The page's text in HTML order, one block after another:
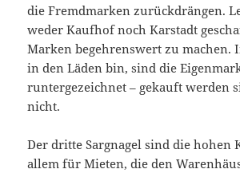
die Fremdmarken zurückdrängen.
weder Kaufhof noch Karstadt
Marken begehrenswert zu machen.
in den Läden bin, sind die
runtergezeichnet – gekauft werden
nicht.
Der dritte Sargnagel sind die hohen
allem für Mieten, die den